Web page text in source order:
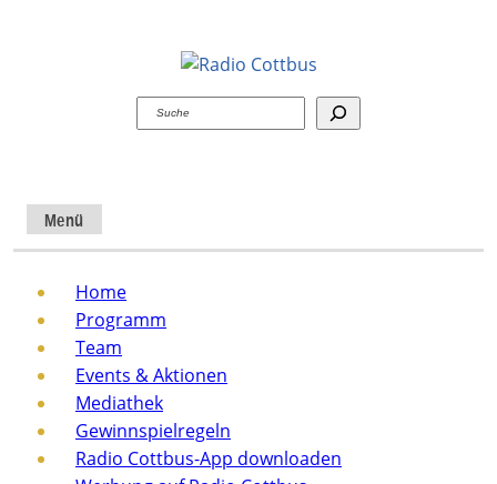
Suchen
Menü
Home
Programm
Team
Events & Aktionen
Mediathek
Gewinnspielregeln
Radio Cottbus-App downloaden